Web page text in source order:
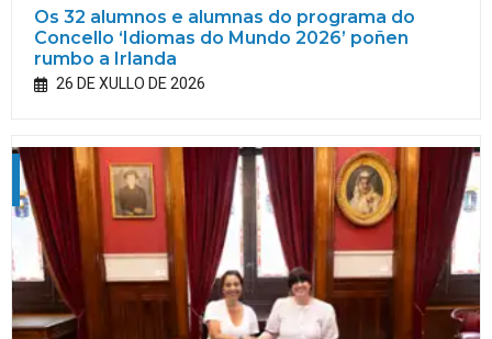
Os 32 alumnos e alumnas do programa do
Concello ‘Idiomas do Mundo 2026’ poñen
rumbo a Irlanda
26 DE XULLO DE 2026